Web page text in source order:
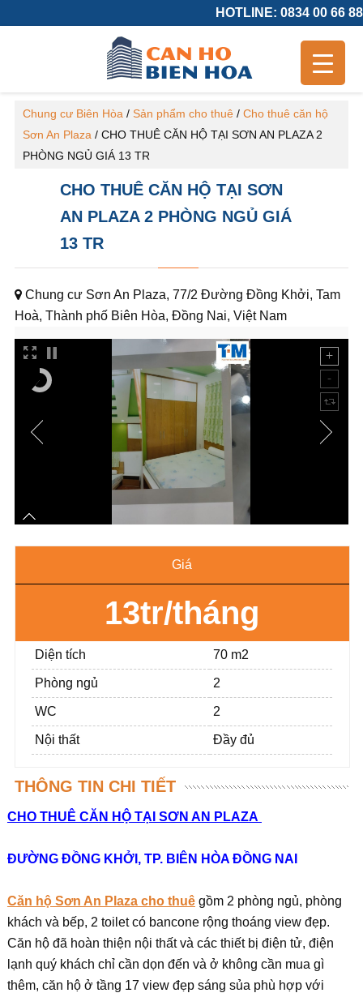
HOTLINE: 0834 00 66 88
Chung cư Biên Hòa / Sản phẩm cho thuê/ Cho thuê căn hộ
Sơn An Plaza / CHO THUÊ CĂN HỘ TẠI SƠN AN PLAZA 2
PHÒNG NGỦ GIÁ 13 TR
CHO THUÊ CĂN HỘ TẠI SƠN
AN PLAZA 2 PHÒNG NGỦ GIÁ
13 TR
Chung cư Sơn An Plaza, 77/2 Đường Đồng Khởi, Tam
Hoà, Thành phố Biên Hòa, Đồng Nai, Việt Nam
Giá
13tr/tháng
Diện tích 70 m2
Phòng ngủ 2
WC 2
Nội thất Đầy đủ
THÔNG TIN CHI TIẾT
CHO THUÊ CĂN HỘ TẠI SƠN AN PLAZA
ĐƯỜNG ĐỒNG KHỞI, TP. BIÊN HÒA ĐỒNG NAI
Căn hộ Sơn An Plaza cho thuêgồm 2 phòng ngủ, phòng
khách và bếp, 2 toilet có bancone rộng thoáng view đẹp.
Căn hộ đã hoàn thiện nội thất và các thiết bị điện tử, điện
lạnh quý khách chỉ cần dọn đến và ở không cần mua gì
thêm, căn hộ ở tầng 17 view đẹp sáng sủa phù hợp với